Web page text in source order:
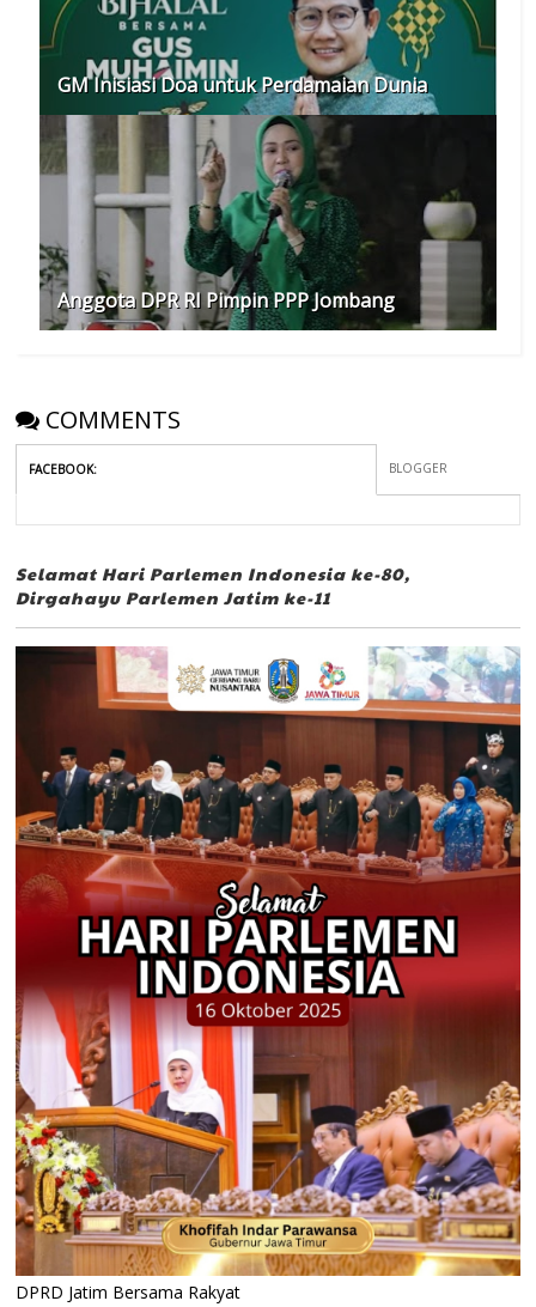
GM Inisiasi Doa untuk Perdamaian Dunia
Anggota DPR RI Pimpin PPP Jombang
COMMENTS
FACEBOOK: BLOGGER
Selamat Hari Parlemen Indonesia ke-80,
Dirgahayu Parlemen Jatim ke-11
DPRD Jatim Bersama Rakyat